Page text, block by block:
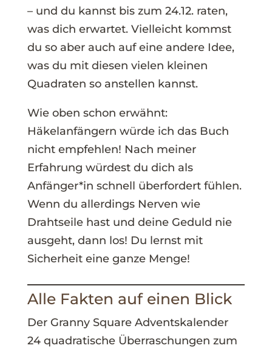
– und du kannst bis zum 24.12. raten,
was dich erwartet. Vielleicht kommst
du so aber auch auf eine andere Idee,
was du mit diesen vielen kleinen
Quadraten so anstellen kannst.
Wie oben schon erwähnt:
Häkelanfängern würde ich das Buch
nicht empfehlen! Nach meiner
Erfahrung würdest du dich als
Anfänger*in schnell überfordert fühlen.
Wenn du allerdings Nerven wie
Drahtseile hast und deine Geduld nie
ausgeht, dann los! Du lernst mit
Sicherheit eine ganze Menge!
Alle Fakten auf einen Blick
Der Granny Square Adventskalender
24 quadratische Überraschungen zum